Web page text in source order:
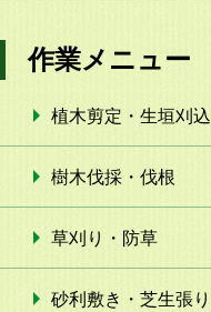
作業メニュー
植木剪定・生垣刈込
樹木伐採・伐根
草刈り・防草
砂利敷き・芝生張り